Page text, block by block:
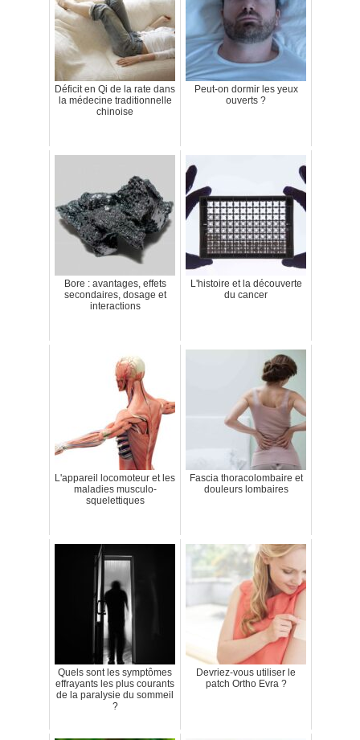
Déficit en Qi de la rate dans
la médecine traditionnelle
chinoise
Peut-on dormir les yeux
ouverts ?
Bore : avantages, effets
secondaires, dosage et
interactions
L'histoire et la découverte
du cancer
L'appareil locomoteur et les
maladies musculo-
squelettiques
Fascia thoracolombaire et
douleurs lombaires
Quels sont les symptômes
effrayants les plus courants
de la paralysie du sommeil
?
Devriez-vous utiliser le
patch Ortho Evra ?